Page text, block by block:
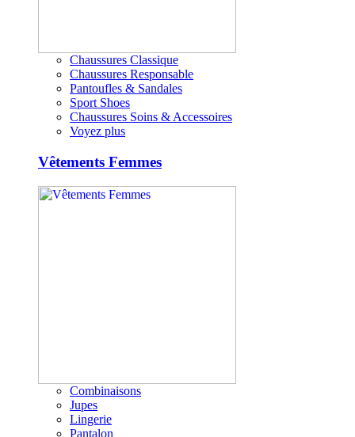
Chaussures Classique
Chaussures Responsable
Pantoufles & Sandales
Sport Shoes
Chaussures Soins & Accessoires
Voyez plus
Vêtements Femmes
Combinaisons
Jupes
Lingerie
Pantalon